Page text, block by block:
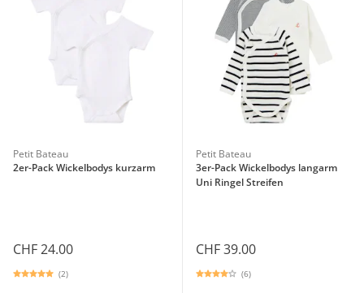
Petit Bateau
2er-Pack Wickelbodys kurzarm
CHF 24.00
(2)
Petit Bateau
3er-Pack Wickelbodys langarm
Uni Ringel Streifen
CHF 39.00
(6)